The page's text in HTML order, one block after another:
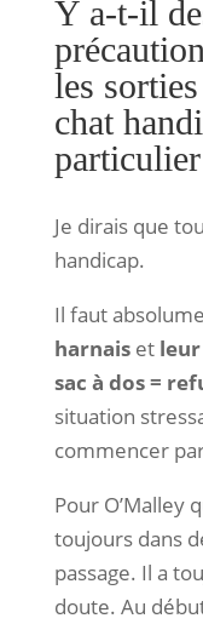
Y a-t-il
les
chat
Je dirais que
handicap.
Il faut
harnais et
sac à dos =
situation
commencer
Pour O’Malley
toujours dans
passage. Il a
doute. Au